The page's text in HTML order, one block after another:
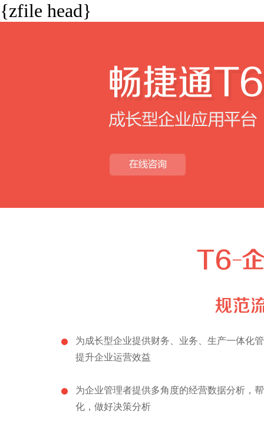
{zfilehead}
为成长型企业提供财务、业务、生产一体化
提升企业运营效益
为企业管理者提供多角度的经营数据分析，
化，做好决策分析